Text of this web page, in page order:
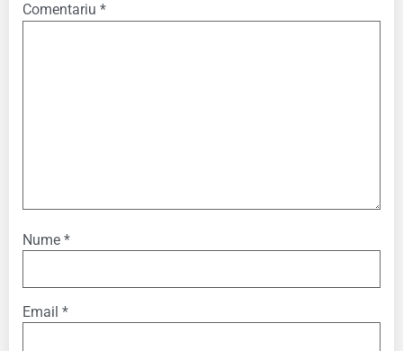
Comentariu *
Nume *
Email *